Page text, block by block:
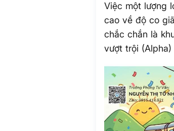
Việc một lượng
cao về độ co
chắc chắn là
vượt trội